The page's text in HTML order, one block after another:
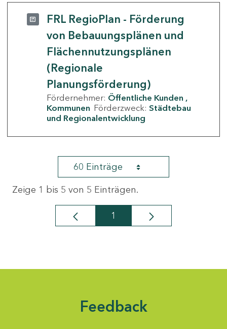
FRL RegioPlan - Förderung
von Bebauungsplänen und
Flächennutzungsplänen
(Regionale
Planungsförderung)
Fördernehmer: Öffentliche Kunden
Kommunen Förderzweck: Städtebau
und Regionalentwicklung
60 Einträge
Zeige 1 bis 5 von 5 Einträgen.
Seite
1
Feedback